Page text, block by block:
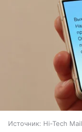
Источник: Hi-Tech Mail